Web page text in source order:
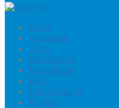
Home
Aquaristik
Teich
Briefmarken
Modellbahn
Blog
Benutzerkonto
Kontakt